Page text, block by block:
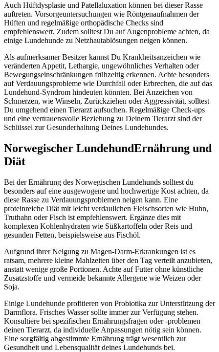
Auch Hüftdysplasie und Patellaluxation können bei dieser Rasse
auftreten. Vorsorgeuntersuchungen wie Röntgenaufnahmen der
Hüften und regelmäßige orthopädische Checks sind
empfehlenswert. Zudem solltest Du auf Augenprobleme achten, da
einige Lundehunde zu Netzhautablösungen neigen können.
Als aufmerksamer Besitzer kannst Du Krankheitsanzeichen wie
veränderten Appetit, Lethargie, ungewöhnliches Verhalten oder
Bewegungseinschränkungen frühzeitig erkennen. Achte besonders
auf Verdauungsprobleme wie Durchfall oder Erbrechen, die auf das
Lundehund-Syndrom hindeuten könnten. Bei Anzeichen von
Schmerzen, wie Winseln, Zurückziehen oder Aggressivität, solltest
Du umgehend einen Tierarzt aufsuchen. Regelmäßige Check-ups
und eine vertrauensvolle Beziehung zu Deinem Tierarzt sind der
Schlüssel zur Gesunderhaltung Deines Lundehundes.
Norwegischer LundehundErnährung und
Diät
Bei der Ernährung des Norwegischen Lundehunds solltest du
besonders auf eine ausgewogene und hochwertige Kost achten, da
diese Rasse zu Verdauungsproblemen neigen kann. Eine
proteinreiche Diät mit leicht verdaulichen Fleischsorten wie Huhn,
Truthahn oder Fisch ist empfehlenswert. Ergänze dies mit
komplexen Kohlenhydraten wie Süßkartoffeln oder Reis und
gesunden Fetten, beispielsweise aus Fischöl.
Aufgrund ihrer Neigung zu Magen-Darm-Erkrankungen ist es
ratsam, mehrere kleine Mahlzeiten über den Tag verteilt anzubieten,
anstatt wenige große Portionen. Achte auf Futter ohne künstliche
Zusatzstoffe und vermeide bekannte Allergene wie Weizen oder
Soja.
Einige Lundehunde profitieren von Probiotika zur Unterstützung der
Darmflora. Frisches Wasser sollte immer zur Verfügung stehen.
Konsultiere bei spezifischen Ernährungsfragen oder -problemen
deinen Tierarzt, da individuelle Anpassungen nötig sein können.
Eine sorgfältig abgestimmte Ernährung trägt wesentlich zur
Gesundheit und Lebensqualität deines Lundehunds bei.